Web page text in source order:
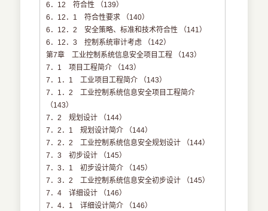
6．12 符合性 （139）
6．12．1 符合性要求 （140）
6．12．2 安全策略、标准和技术符合性 （141）
6．12．3 控制系统审计考虑 （142）
第7章 工业控制系统信息安全项目工程 （143）
7．1 项目工程简介 （143）
7．1．1 工业项目工程简介 （143）
7．1．2 工业控制系统信息安全项目工程简介
（143）
7．2 规划设计 （144）
7．2．1 规划设计简介 （144）
7．2．2 工业控制系统信息安全规划设计 （144）
7．3 初步设计 （145）
7．3．1 初步设计简介 （145）
7．3．2 工业控制系统信息安全初步设计 （145）
7．4 详细设计 （146）
7．4．1 详细设计简介 （146）